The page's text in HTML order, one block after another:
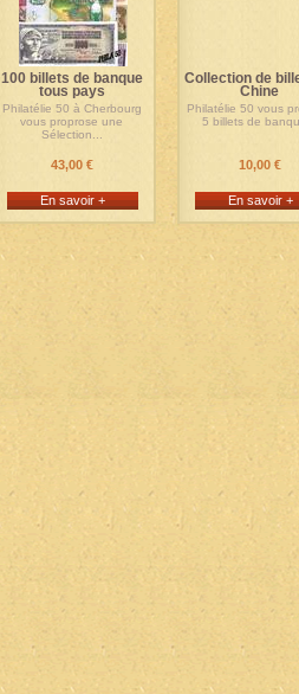
100 billets de banque
tous pays
Philatélie 50 à Cherbourg
vous proprose une
Sélection...
43,00 €
En savoir +
Collection de
Chine
Philatélie 50 vous
5 billets de
10,00 €
En savoir +